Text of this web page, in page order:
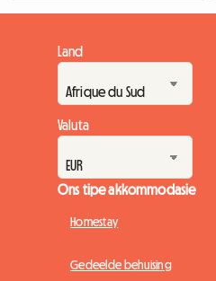
Land
Valuta
Ons tipe akkommodasie
Homestay
Gedeelde behuising